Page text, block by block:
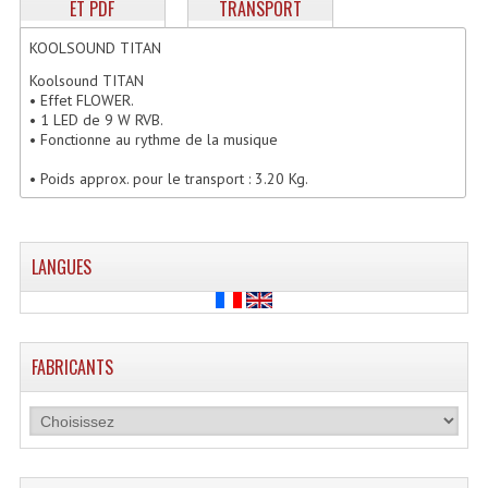
Enceintes Hifi
Haut-Parleurs Moteurs Tweeters Filtres
Haut Parleurs Sono
Filtres Passifs
ET PDF TRANSPORT
KOOLSOUND TITAN
Koolsound TITAN
• Effet FLOWER.
• 1 LED de 9 W RVB.
• Fonctionne au rythme de la musique
• Poids approx. pour le transport : 3.20 Kg.
LANGUES
FABRICANTS